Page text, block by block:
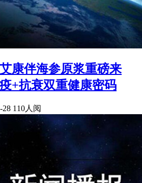
康伴海参原浆重磅来
+抗衰双重健康密码
28 110人阅